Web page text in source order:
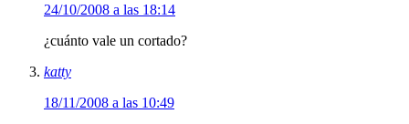
24/10/2008 a las 18:14
¿cuánto vale un cortado?
katty
18/11/2008 a las 10:49